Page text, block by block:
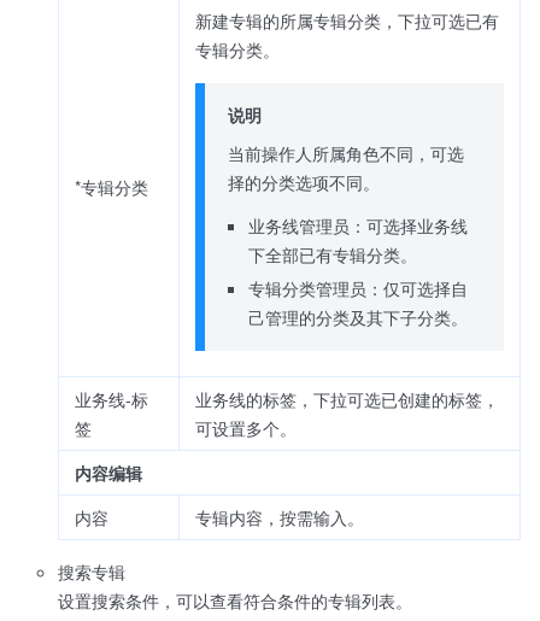
*专辑分类
新建专辑的所属专辑分类，下拉可选已有
专辑分类。
说明
当前操作人所属角色不同，可选
择的分类选项不同。
业务线管理员：可选择业务线
下全部已有专辑分类。
专辑分类管理员：仅可选择自
己管理的分类及其下子分类。
业务线-标
签
业务线的标签，下拉可选已创建的标签，
可设置多个。
内容编辑
内容
专辑内容，按需输入。
搜索专辑
设置搜索条件，可以查看符合条件的专辑列表。